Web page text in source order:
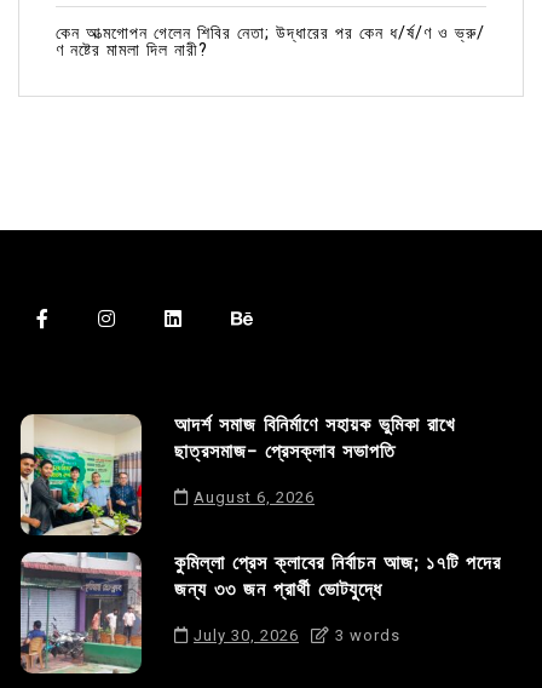
কেন আত্মগোপন গেলেন শিবির নেতা; উদ্ধারের পর কেন ধ/র্ষ/ণ ও ভ্রু/
ণ নষ্টের মামলা দিল নারী?
আদর্শ সমাজ বিনির্মাণে সহায়ক ভুমিকা রাখে
ছাত্রসমাজ- প্রেসক্লাব সভাপতি
August 6, 2026
কুমিল্লা প্রেস ক্লাবের নির্বাচন আজ; ১৭টি পদের
জন্য ৩৩ জন প্রার্থী ভোটযুদ্ধে
July 30, 2026 3 words